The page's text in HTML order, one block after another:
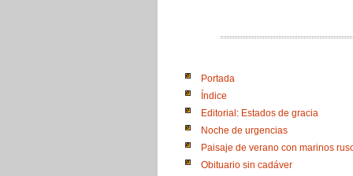
Portada
Índice
Editorial: Estados de gracia
Noche de urgencias
Paisaje de verano con marinos
Obituario sin cadáver